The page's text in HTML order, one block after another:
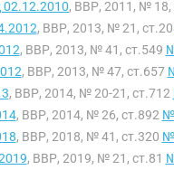
02.12.2010, ВВР, 2011, № 18,
, ВВР, 2013, № 21,
, ВВР, 2013, № 41, ст.549
, ВВР, 2013, № 47, ст.657
, ВВР, 2014, № 20-21, ст.712
, ВВР, 2014, № 26, ст.892 №
, ВВР, 2018, № 41, ст.320 №
, ВВР, 2019, № 21, ст.81